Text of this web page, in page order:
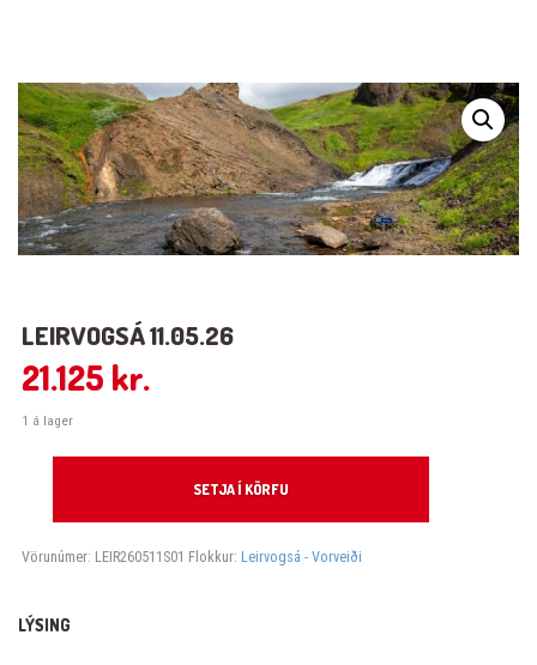
LEIRVOGSÁ 11.05.26
21.125 kr.
1 á lager
SETJA Í KÖRFU
Vörunúmer: LEIR260511S01 Flokkur: Leirvogsá - Vorveiði
LÝSING